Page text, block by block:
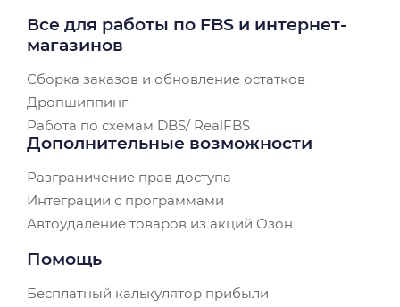
Все для работы по FBS и интернет-
магазинов
Сборка заказов и обновление остатков
Дропшиппинг
Работа по схемам DBS/ RealFBS
Дополнительные возможности
Разграничение прав доступа
Интеграции с программами
Автоудаление товаров из акций Озон
Помощь
Бесплатный калькулятор прибыли